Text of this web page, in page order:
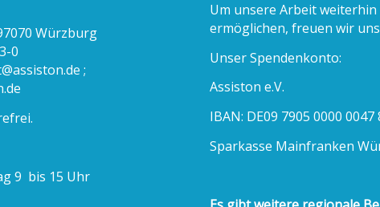
Würzburg
0
;
9 bis 15 Uhr
Um unsere Arbeit weiterhin
ermöglichen, freuen wir
Unser Spendenkonto:
Assiston e.V.
IBAN: DE09 7905 0000 0047
Sparkasse Mainfranken